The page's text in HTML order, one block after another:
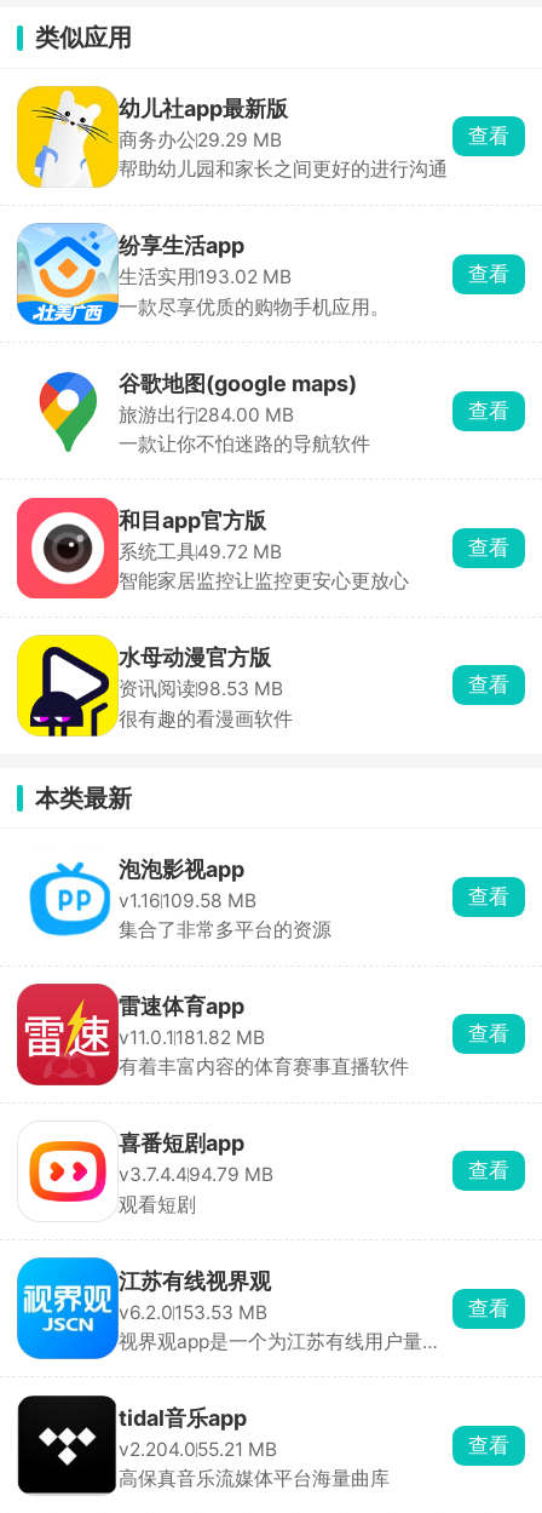
类似应用
幼儿社app最新版
商务办公29.29 MB
帮助幼儿园和家长之间更好的进行沟通
查看
纷享生活app
生活实用 193.02 MB
一款尽享优质的购物手机应用。
查看
谷歌地图(google maps)
旅游出行284.00 MB
一款让你不怕迷路的导航软件
查看
和目app官方版
系统工具49.72 MB
智能家居监控让监控更安心更放心
查看
水母动漫官方版
资讯阅读98.53 MB
很有趣的看漫画软件
查看
本类最新
泡泡影视app
v1.16109.58 MB
集合了非常多平台的资源
查看
雷速体育app
v11.0.1 181.82 MB
有着丰富内容的体育赛事直播软件
查看
喜番短剧app
v3.7.4.494.79 MB
观看短剧
查看
江苏有线视界观
v6.2.0153.53 MB
视界观app是一个为江苏有线用户量身
查看
tidal音乐app
v2.204.055.21 MB
高保真音乐流媒体平台海量曲库
查看